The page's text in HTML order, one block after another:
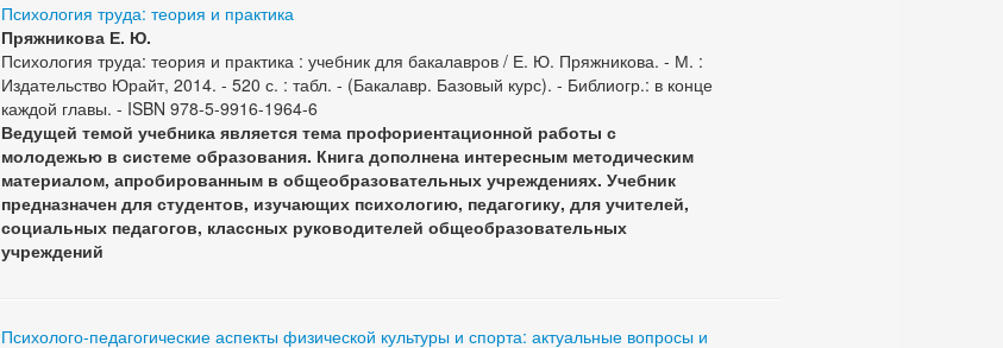
Психология труда: теория и практика
Пряжникова Е. Ю.
Психология труда: теория и практика : учебник для бакалавров / Е. Ю. Пряжникова. - М. :
Издательство Юрайт, 2014. - 520 с. : табл. - (Бакалавр. Базовый курс). - Библиогр.: в конце
каждой главы. - ISBN 978-5-9916-1964-6
Ведущей темой учебника является тема профориентационной работы с
молодежью в системе образования. Книга дополнена интересным методическим
материалом, апробированным в общеобразовательных учреждениях. Учебник
предназначен для студентов, изучающих психологию, педагогику, для учителей,
социальных педагогов, классных руководителей общеобразовательных
учреждений
Психолого-педагогические аспекты физической культуры и спорта: актуальные вопросы и